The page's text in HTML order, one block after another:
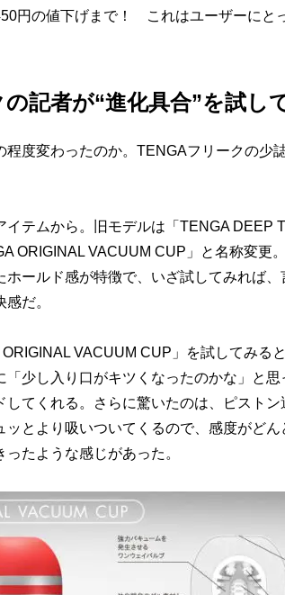
円の値下げまで！ これはユーザーにと
記者が“進化具合”を試し
度変わったのか。TENGAフリークの少
テムから。旧モデルは「TENGA DEEP
ORIGINAL VACUUM CUP」と名称変更
ホールド感が特徴で、いざ試してみれば
だ。
VACUUM CUP」を試してみる
「少し入り口がキツくなったのかな」と
してくれる。さらに驚いたのは、ピスト
ッとより吸いついてくるので、感度がど
たような感じがあった。